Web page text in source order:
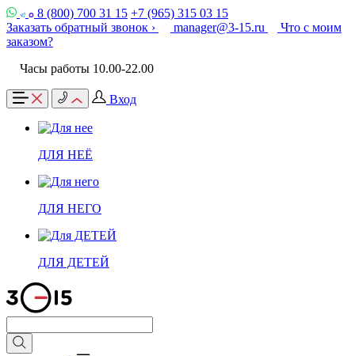
8 (800) 700 31 15 +7 (965) 315 03 15
Заказать обратный звонок ›
manager@3-15.ru
Что с моим
заказом?
Часы работы 10.00-22.00
Вход
ДЛЯ НЕЁ
ДЛЯ НЕГО
ДЛЯ ДЕТЕЙ